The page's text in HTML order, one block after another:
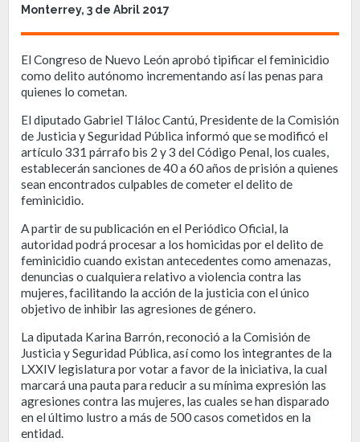
Monterrey, 3 de Abril 2017
El Congreso de Nuevo León aprobó tipificar el feminicidio
como delito autónomo incrementando así las penas para
quienes lo cometan.
El diputado Gabriel Tláloc Cantú, Presidente de la Comisión
de Justicia y Seguridad Pública informó que se modificó el
artículo 331 párrafo bis 2 y 3 del Código Penal, los cuales,
establecerán sanciones de 40 a 60 años de prisión a quienes
sean encontrados culpables de cometer el delito de
feminicidio.
A partir de su publicación en el Periódico Oficial, la
autoridad podrá procesar a los homicidas por el delito de
feminicidio cuando existan antecedentes como amenazas,
denuncias o cualquiera relativo a violencia contra las
mujeres, facilitando la acción de la justicia con el único
objetivo de inhibir las agresiones de género.
La diputada Karina Barrón, reconoció a la Comisión de
Justicia y Seguridad Pública, así como los integrantes de la
LXXIV legislatura por votar a favor de la iniciativa, la cual
marcará una pauta para reducir a su mínima expresión las
agresiones contra las mujeres, las cuales se han disparado
en el último lustro a más de 500 casos cometidos en la
entidad.